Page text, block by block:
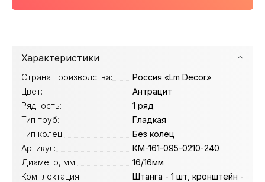
Характеристики
Страна производства:
Россия «Lm Decor»
Цвет:
Антрацит
Рядность:
1 ряд
Тип труб:
Гладкая
Тип колец:
Без колец
Артикул:
КМ-161-095-0210-240
Диаметр, мм:
16/16мм
Комплектация:
Штанга - 1 шт, кронштейн -